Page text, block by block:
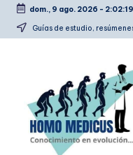
Saltar
dom., 9 ago. 2026 -
Guías de estudio,